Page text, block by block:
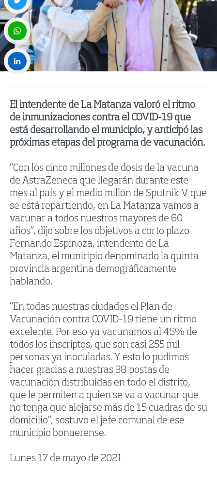
El intendente de La Matanza valoró el ritmo
de inmunizaciones contra el COVID-19 que
está desarrollando el municipio, y anticipó las
próximas etapas del programa de vacunación.
“Con los cinco millones de dosis de la vacuna
de AstraZeneca que llegarán durante este
mes al país y el medio millón de Sputnik V que
se está repartiendo, en La Matanza vamos a
vacunar a todos nuestros mayores de 60
años”, dijo sobre los objetivos a corto plazo
Fernando Espinoza, intendente de La
Matanza, el municipio denominado la quinta
provincia argentina demográficamente
hablando.
“En todas nuestras ciudades el Plan de
Vacunación contra COVID-19 tiene un ritmo
excelente. Por eso ya vacunamos al 45% de
todos los inscriptos, que son casi 255 mil
personas ya inoculadas. Y esto lo pudimos
hacer gracias a nuestras 38 postas de
vacunación distribuidas en todo el distrito,
que le permiten a quien se va a vacunar que
no tenga que alejarse más de 15 cuadras de su
domicilio”, sostuvo el jefe comunal de ese
municipio bonaerense.
Lunes 17 de mayo de 2021
Twitter
WhatsApp